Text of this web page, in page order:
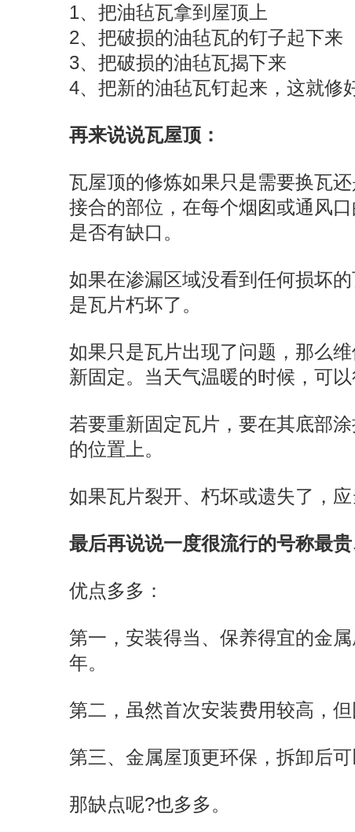
1、把油毡瓦拿到屋顶上
2、把破损的油毡瓦的钉子起下来
3、把破损的油毡瓦揭下来
4、把新的油毡瓦钉起来，这就修
再来说说瓦屋顶：
瓦屋顶的修炼如果只是需要换瓦
接合的部位，在每个烟囱或通风
是否有缺口。
如果在渗漏区域没看到任何损坏
是瓦片朽坏了。
如果只是瓦片出现了问题，那么
新固定。当天气温暖的时候，可
若要重新固定瓦片，要在其底部
的位置上。
如果瓦片裂开、朽坏或遗失了，
最后再说说一度很流行的号称最
优点多多：
第一，安装得当、保养得宜的金
年。
第二，虽然首次安装费用较高，
第三、金属屋顶更环保，拆卸后
那缺点呢?也多多。